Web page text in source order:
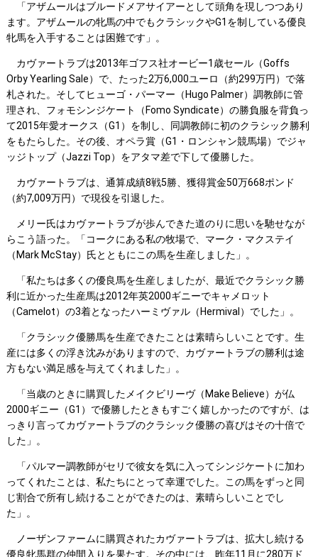
「アザムールはブルードメアサイアーとして頭角を現しつつあり
ます。アザムールの牝馬の中でもクラシックやG1を制している優良
牝馬を入手することは困難です」。
カヴァートラブは2013年ゴフス社オービー1歳セール（Goffs
Orby Yearling Sale）で、たった2万6,000ユーロ（約299万円）で落
札された。そしてヒューゴ・パーマー（Hugo Palmer）調教師に管
理され、フォモシンジケート（Fomo Syndicate）の勝負服を背負っ
て2015年愛オークス（G1）を制し、同調教師に初のクラシック勝利
をもたらした。その後、オペラ賞（G1・ロンシャン競馬場）でジャ
ッジトップ（Jazzi Top）をアタマ差で下して優勝した。
カヴァートラブは、通算成績8戦5勝、獲得賞金50万668ポンド
（約7,009万円）で現役を引退した。
メリー氏はカヴァートラブが歩んできた道のりに思いを馳せなが
らこう語った。「コークにある私の牧場で、マーク・マクステイ
（Mark McStay）氏とともにこの馬を生産しました」。
「私たちは多くの優良馬を生産しましたが、最近でクラシック勝
利に近かった生産馬は2012年英2000ギニーでキャメロット
（Camelot）の3着となったハーミヴァル（Hermival）でした」。
「クラシック優勝馬を生産できたことは素晴らしいことです。生
産には多くの浮き沈みがありますので、カヴァートラブの勝利は途
方もない満足感を与えてくれました」。
「当歳のときに購買したメイクビリーヴ（Make Believe）が仏
2000ギニー（G1）で優勝したときもすごく嬉しかったのですが、は
っきり言ってカヴァートラブのクラシック優勝の喜びはその十倍で
した」。
「パルマー調教師がセリで彼女を気に入ってシンジケートに加わ
ってくれたことは、私たちにとって幸運でした。この馬をずっと同
じ割合で所有し続けることができたのは、素晴らしいことでし
た」。
ノーザンファームに購買されたカヴァートラブは、拡大し続ける
優良牝馬群の仲間入りを果たす。その中には、昨年11月に280万ド